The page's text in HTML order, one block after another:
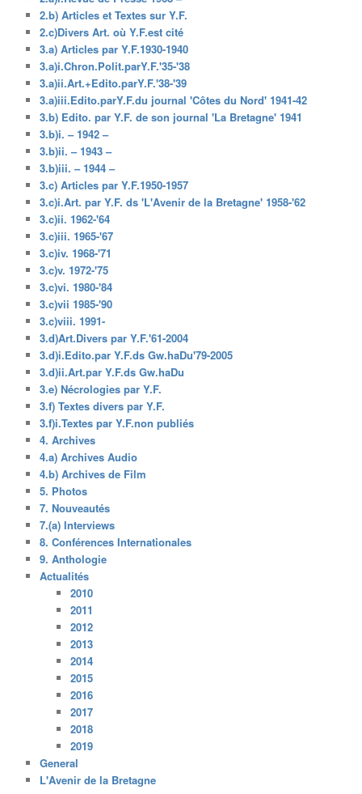
2.b) Articles et Textes sur Y.F.
2.c)Divers Art. où Y.F.est cité
3.a) Articles par Y.F.1930-1940
3.a)i.Chron.Polit.parY.F.'35-'38
3.a)ii.Art.+Edito.parY.F.'38-'39
3.a)iii.Edito.parY.F.du journal 'Côtes du Nord' 1941-42
3.b) Edito. par Y.F. de son journal 'La Bretagne' 1941
3.b)i. – 1942 –
3.b)ii. – 1943 –
3.b)iii. – 1944 –
3.c) Articles par Y.F.1950-1957
3.c)i.Art. par Y.F. ds 'L'Avenir de la Bretagne' 1958-'62
3.c)ii. 1962-'64
3.c)iii. 1965-'67
3.c)iv. 1968-'71
3.c)v. 1972-'75
3.c)vi. 1980-'84
3.c)vii 1985-'90
3.c)viii. 1991-
3.d)Art.Divers par Y.F.'61-2004
3.d)i.Edito.par Y.F.ds Gw.haDu'79-2005
3.d)ii.Art.par Y.F.ds Gw.haDu
3.e) Nécrologies par Y.F.
3.f) Textes divers par Y.F.
3.f)i.Textes par Y.F.non publiés
4. Archives
4.a) Archives Audio
4.b) Archives de Film
5. Photos
7. Nouveautés
7.(a) Interviews
8. Conférences Internationales
9. Anthologie
Actualités
2010
2011
2012
2013
2014
2015
2016
2017
2018
2019
General
L'Avenir de la Bretagne